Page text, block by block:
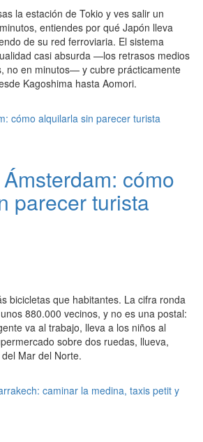
la estación de Tokio y ves salir un
entiendes por qué Japón lleva
de su red ferroviaria. El sistema
casi absurda —los retrasos medios
no en minutos— y cubre prácticamente
Kagoshima hasta Aomori.
cómo
parecer turista
bicicletas que habitantes. La cifra ronda
880.000 vecinos, y no es una postal:
va al trabajo, lleva a los niños al
sobre dos ruedas, llueva,
Mar del Norte.